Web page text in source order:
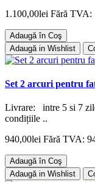
1.100,00lei Fără TVA:
Adaugă în Coş
Adaugă in Wishlist
Set 2 arcuri pentru
Livrare: intre 5 si 7
condițiile ..
940,00lei Fără TVA:
Adaugă în Coş
Adaugă in Wishlist